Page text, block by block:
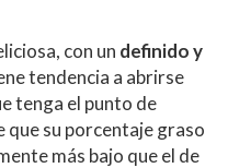
con un definido y
tendencia a abrirse
tenga el punto de
que su porcentaje graso
más bajo que el de